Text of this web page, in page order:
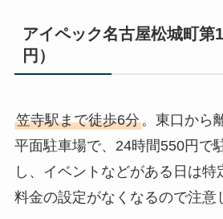
アイペック名古屋松城町第
円）
笠寺駅まで徒歩6分。東口から
平面駐車場で、24時間550円で
し、イベントなどがある日は特
料金の設定がなくなるので注意